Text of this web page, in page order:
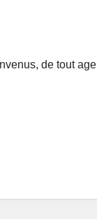
de tout